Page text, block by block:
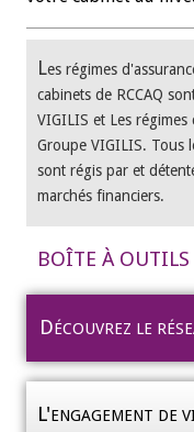
Les régimes
cabinets de RCCAQ
VIGILIS et Les régimes
Groupe VIGILIS. Tous
sont régis par et
marchés financiers.
BOÎTE À OUTILS
DÉCOUVREZ LE
L'ENGAGEMENT DE